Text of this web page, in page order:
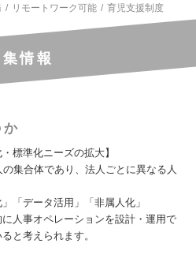
リモートワーク可能 育児支援制度
情報
標準化ニーズの拡大】
集合体であり、法人ごとに異なる人
「データ活用」「非属人化」
人事オペレーションを設計・運用で
と考えられます。